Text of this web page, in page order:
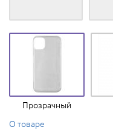
Прозрачный
О товаре